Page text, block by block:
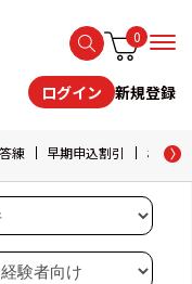
0
ログイン 新規登録
練 早期申込割引 おため